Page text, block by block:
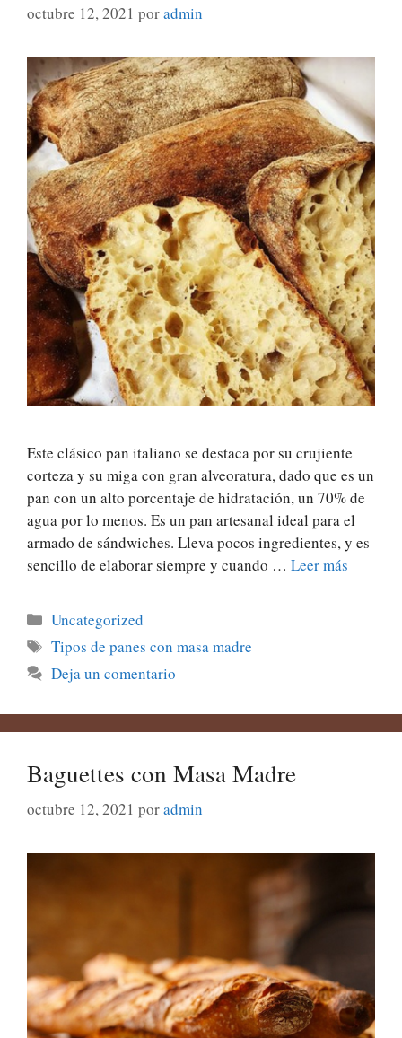
octubre 12, 2021 poradmin
Este clásico pan italiano se destaca por su crujiente
corteza y su miga con gran alveoratura, dado que es un
pan con un alto porcentaje de hidratación, un 70% de
agua por lo menos. Es un pan artesanal ideal para el
armado de sándwiches. Lleva pocos ingredientes, y es
sencillo de elaborar siempre y cuando … Leer más
Categorías
Uncategorized
Etiquetas
Tipos de panes con masa madre
Deja un comentario
Baguettes con Masa Madre
octubre 12, 2021 poradmin